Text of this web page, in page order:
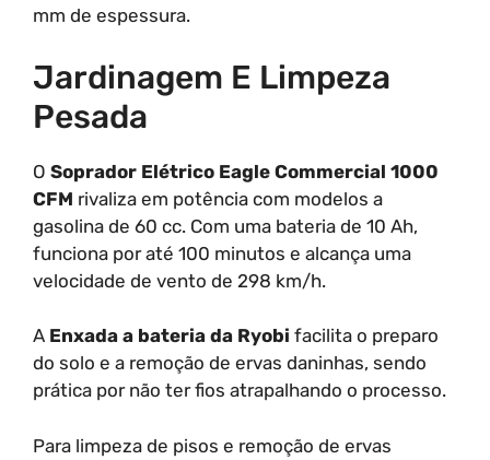
mm de espessura.
Jardinagem E Limpeza
Pesada
O Soprador Elétrico Eagle Commercial 1000
CFM rivaliza em potência com modelos a
gasolina de 60 cc. Com uma bateria de 10 Ah,
funciona por até 100 minutos e alcança uma
velocidade de vento de 298 km/h.
A Enxada a bateria da Ryobi facilita o preparo
do solo e a remoção de ervas daninhas, sendo
prática por não ter fios atrapalhando o processo.
Para limpeza de pisos e remoção de ervas